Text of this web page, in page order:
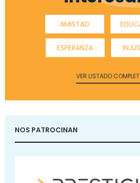
AMISTAD
ESPERANZA
VER LISTADO
NOS PATROCINAN